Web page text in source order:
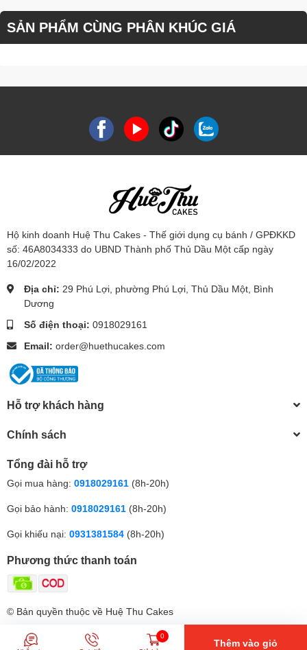
SẢN PHẨM CÙNG PHÂN KHÚC GIÁ
Hộ kinh doanh Huệ Thu Cakes - Thế giới dụng cụ bánh / GPĐKKD
số: 46A8034333 do UBND Thành phố Thủ Dầu Một cấp ngày
16/02/2022
Địa chỉ: 29 Phú Lợi, phường Phú Lợi, Thủ Dầu Một, Bình
Dương
Số điện thoại: 0918029161
Email: order@huethucakes.com
Hỗ trợ khách hàng
Chính sách
Tổng đài hỗ trợ
Gọi mua hàng: 0918029161 (8h-20h)
Gọi bảo hành: 0918029161 (8h-20h)
Gọi khiếu nại: 0931381584 (8h-20h)
Phương thức thanh toán
© Bản quyền thuộc về Huệ Thu Cakes
0
Thêm vào giỏ